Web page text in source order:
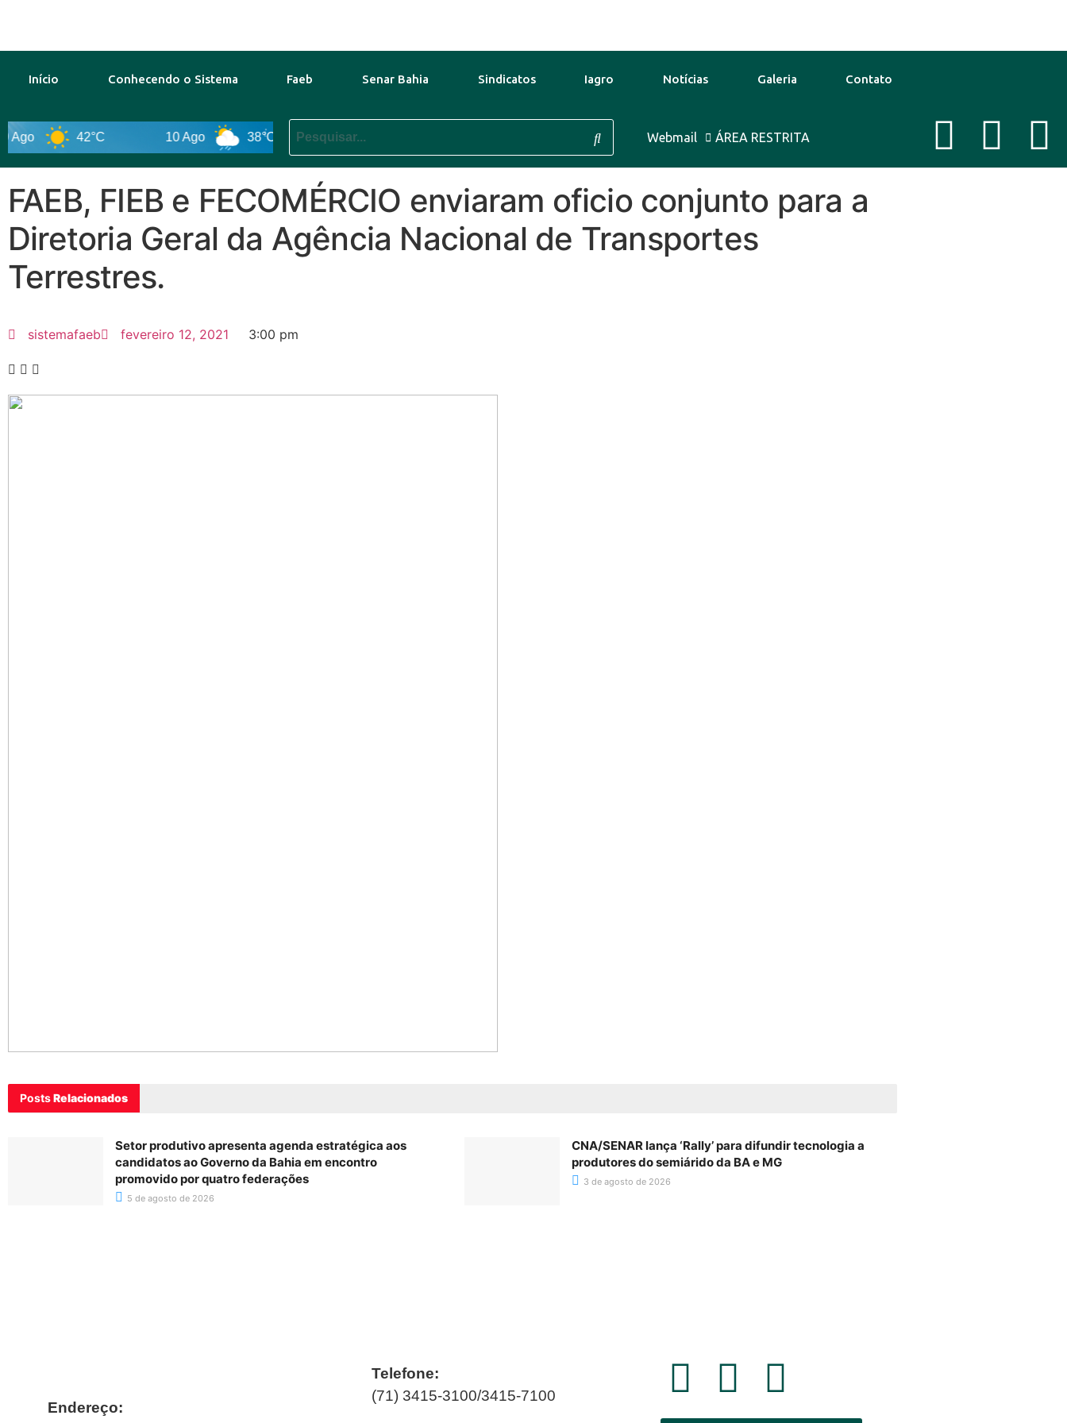
Início Conhecendo o Sistema Faeb Senar Bahia Sindicatos Iagro Notícias Galeria Contato
42°C 10 Ago 38°C 11 Ago 13 Ago 33°C
Webmail ÁREA RESTRITA
FAEB, FIEB e FECOMÉRCIO enviaram oficio conjunto para a
Diretoria Geral da Agência Nacional de Transportes
Terrestres.
sistemafaeb fevereiro 12, 2021 3:00 pm
PostsRelacionados
Setor produtivo apresenta agenda estratégica aos
candidatos ao Governo da Bahia em encontro
promovido por quatro federações
5 de agosto de 2026
CNA/SENAR lança ‘Rally’ para difundir tecnologia a
produtores do semiárido da BA e MG
3 de agosto de 2026
Endereço:
Telefone:
(71) 3415-3100/3415-7100